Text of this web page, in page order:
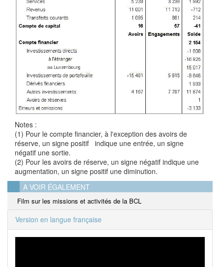
Notes :
(1) Pour le compte financier, à l'exception des avoirs de
réserve, un signe positif indique une entrée, un signe
négatif une sortie.
(2) Pour les avoirs de réserve, un signe négatif indique une
augmentation, un signe positif une diminution.
A VOIR ÉGALEMENT
Film sur les missions et activités de la BCL
Version en langue française